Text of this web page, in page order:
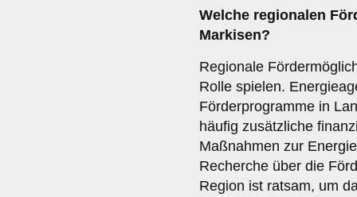
Welche regionalen
Markisen?
Regionale
Rolle spielen.
Förderprogramme in
häufig zusätzliche
Maßnahmen zur
Recherche über die
Region ist ratsam, um